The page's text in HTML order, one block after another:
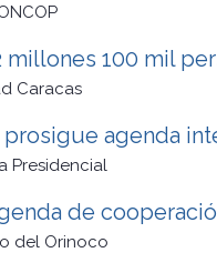
millones 100 mil
Caracas
agenda
Presidencial
de
del Orinoco